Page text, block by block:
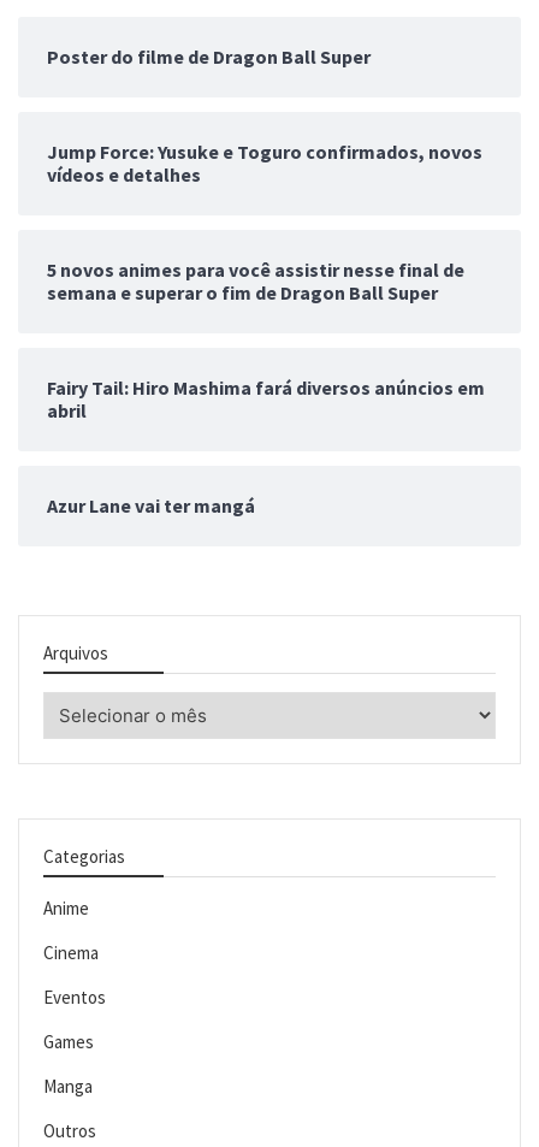
Poster do filme de Dragon Ball Super
Jump Force: Yusuke e Toguro confirmados, novos
vídeos e detalhes
5 novos animes para você assistir nesse final de
semana e superar o fim de Dragon Ball Super
Fairy Tail: Hiro Mashima fará diversos anúncios em
abril
Azur Lane vai ter mangá
Arquivos
Categorias
Anime
Cinema
Eventos
Games
Manga
Outros